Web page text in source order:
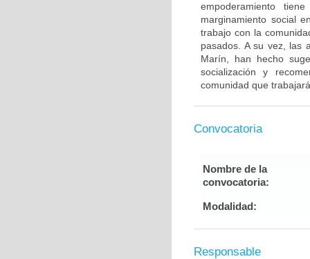
empoderamiento
marginamiento social
trabajo con la
pasados. A su vez, las
Marín, han hecho
socialización y
comunidad que
Convocatoria
Nombre de la
convocatoria:
Modalidad:
Responsable